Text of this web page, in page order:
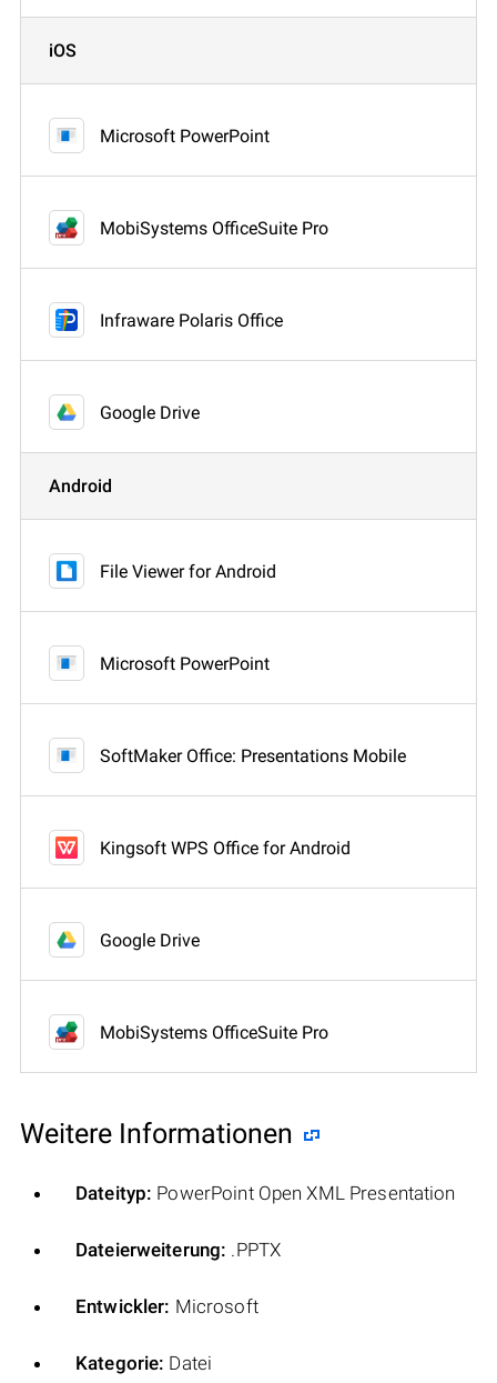
iOS
Microsoft PowerPoint
MobiSystems OfficeSuite Pro
Infraware Polaris Office
Google Drive
Android
File Viewer for Android
Microsoft PowerPoint
SoftMaker Office: Presentations Mobile
Kingsoft WPS Office for Android
Google Drive
MobiSystems OfficeSuite Pro
Weitere Informationen
Dateityp: PowerPoint Open XML Presentation
Dateierweiterung: .PPTX
Entwickler: Microsoft
Kategorie: Datei